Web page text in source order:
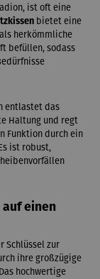
ist oft eine
bietet eine
herkömmliche
befüllen, sodass
entlastet das
Haltung und regt
Funktion durch ein
ist robust,
auf einen
Schlüssel zur
ihre großzügige
hochwertige